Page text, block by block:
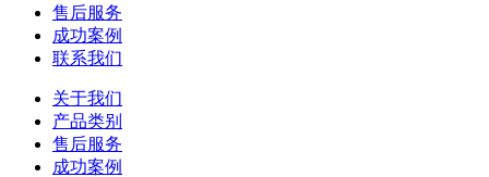
售后服务
成功案例
联系我们
关于我们
产品类别
售后服务
成功案例